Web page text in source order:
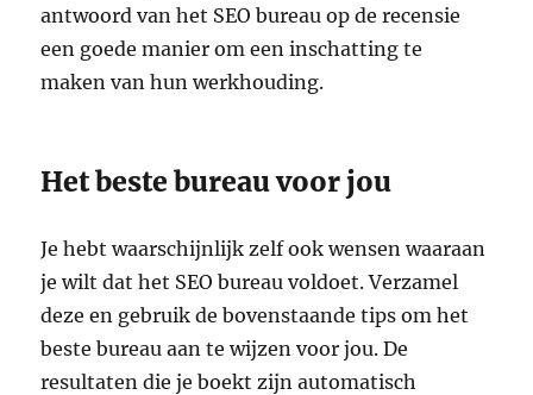
antwoord van het SEO bureau op de recensie
een goede manier om een inschatting te
maken van hun werkhouding.
Het beste bureau voor jou
Je hebt waarschijnlijk zelf ook wensen waaraan
je wilt dat het SEO bureau voldoet. Verzamel
deze en gebruik de bovenstaande tips om het
beste bureau aan te wijzen voor jou. De
resultaten die je boekt zijn automatisch